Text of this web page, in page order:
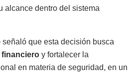
alcance dentro del sistema
que esta decisión busca
financiero y fortalecer la
en materia de seguridad, en un